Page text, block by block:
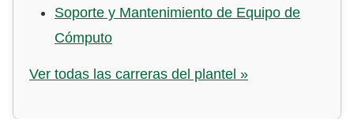
Soporte y Mantenimiento de Equipo de
Cómputo
Ver todas las carreras del plantel »